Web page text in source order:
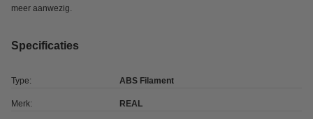
meer aanwezig.
Specificaties
Type: ABS Filament
Merk: REAL